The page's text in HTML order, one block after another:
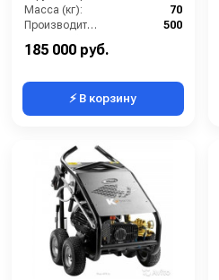
Масса (кг):
70
Производительность (л/ч):
500
185 000 руб.
⚡ В корзину